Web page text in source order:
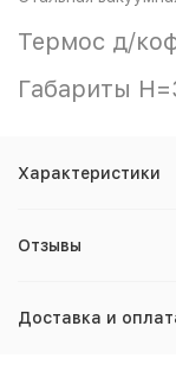
Термос д/
Габариты
Характеристики
Отзывы
Доставка и